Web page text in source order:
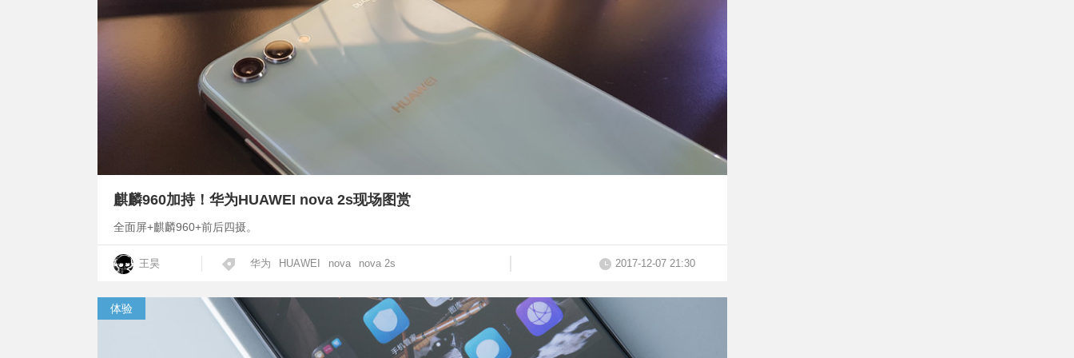
麒麟960加持！华为HUAWEI nova 2s现场图赏
全面屏+麒麟960+前后四摄。
王昊 华为 HUAWEI nova nova 2s 2017-12-07 21:30
体验